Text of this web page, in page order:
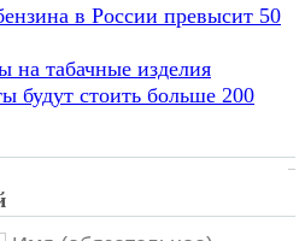
в России превысит 50
на табачные изделия
будут стоить больше 200